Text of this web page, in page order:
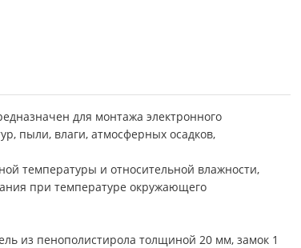
для монтажа электронного
пыли, влаги, атмосферных осадков,
температуры и относительной влажности,
при температуре окружающего
из пенополистирола толщиной 20 мм, замок 1